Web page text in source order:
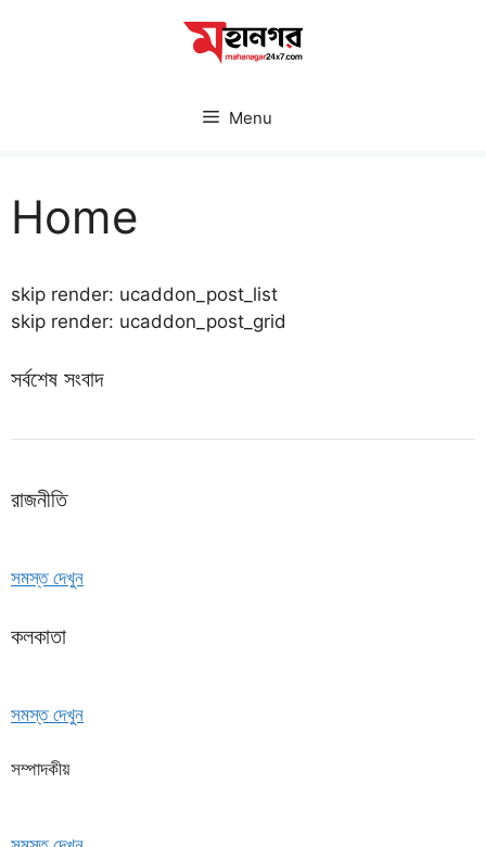
Menu
Home
skip render: ucaddon_post_list
skip render: ucaddon_post_grid
সর্বশেষ সংবাদ
রাজনীতি
সমস্ত দেখুন
কলকাতা
সমস্ত দেখুন
সম্পাদকীয়